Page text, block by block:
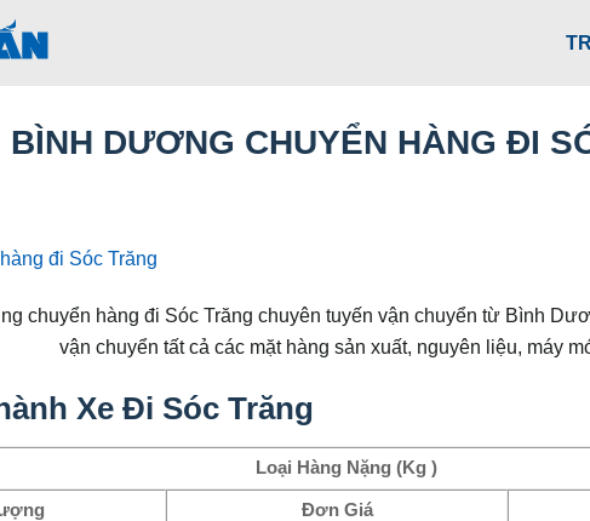
BÌNH DƯƠNG CHUYỂN HÀNG ĐI
chuyển hàng đi Sóc Trăng chuyên tuyến vận chuyển từ Bình
vận chuyển tất cả các mặt hàng sản xuất, nguyên liệu, máy
Xe Đi Sóc Trăng
Loại Hàng Nặng (Kg )
Đơn Giá